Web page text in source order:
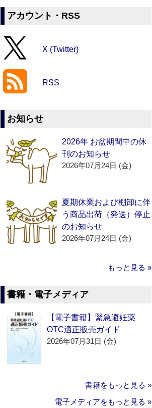
アカウント・RSS
X (Twitter)
RSS
お知らせ
2026年 お盆期間中の休
刊のお知らせ
2026年07月24日 (金)
夏期休業および棚卸に伴
う商品出荷（発送）停止
のお知らせ
2026年07月24日 (金)
もっと見る »
書籍・電子メディア
【電子書籍】緊急避妊薬
OTC適正販売ガイド
2026年07月31日 (金)
書籍をもっと見る »
電子メディアをもっと見る »